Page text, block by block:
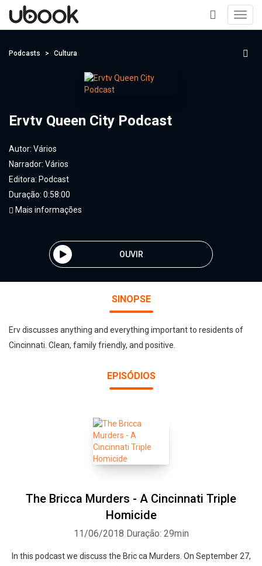
+
Podcasts Cultura
Ervtv Queen City Podcast
Autor: Vários
Narrador: Vários
Editora: Podcast
Duração: 0:58:00
Mais informações
OUVIR
SINOPSE
Erv discusses anything and everything important to residents of
Cincinnati. Clean, family friendly, and positive.
EPISÓDIOS
The Bricca Murders - A Cincinnati Triple
Homicide
11/06/2018 Duração: 29min
In this podcast we discuss the Bric ca Murders. On September 27,